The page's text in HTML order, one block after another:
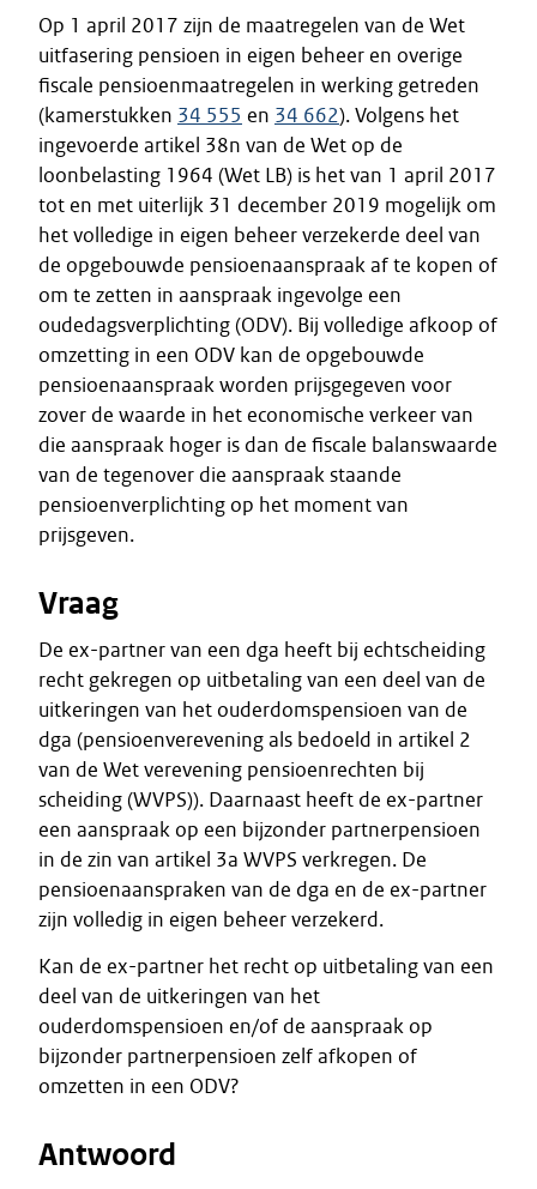
Op 1 april 2017 zijn de maatregelen van de Wet
uitfasering pensioen in eigen beheer en overige
fiscale pensioenmaatregelen in werking getreden
(kamerstukken 34 555 en 34 662). Volgens het
ingevoerde artikel 38n van de Wet op de
loonbelasting 1964 (Wet LB) is het van 1 april 2017
tot en met uiterlijk 31 december 2019 mogelijk om
het volledige in eigen beheer verzekerde deel van
de opgebouwde pensioenaanspraak af te kopen of
om te zetten in aanspraak ingevolge een
oudedagsverplichting (ODV). Bij volledige afkoop of
omzetting in een ODV kan de opgebouwde
pensioenaanspraak worden prijsgegeven voor
zover de waarde in het economische verkeer van
die aanspraak hoger is dan de fiscale balanswaarde
van de tegenover die aanspraak staande
pensioenverplichting op het moment van
prijsgeven.
Vraag
De ex-partner van een dga heeft bij echtscheiding
recht gekregen op uitbetaling van een deel van de
uitkeringen van het ouderdomspensioen van de
dga (pensioenverevening als bedoeld in artikel 2
van de Wet verevening pensioenrechten bij
scheiding (WVPS)). Daarnaast heeft de ex-partner
een aanspraak op een bijzonder partnerpensioen
in de zin van artikel 3a WVPS verkregen. De
pensioenaanspraken van de dga en de ex-partner
zijn volledig in eigen beheer verzekerd.
Kan de ex-partner het recht op uitbetaling van een
deel van de uitkeringen van het
ouderdomspensioen en/of de aanspraak op
bijzonder partnerpensioen zelf afkopen of
omzetten in een ODV?
Antwoord